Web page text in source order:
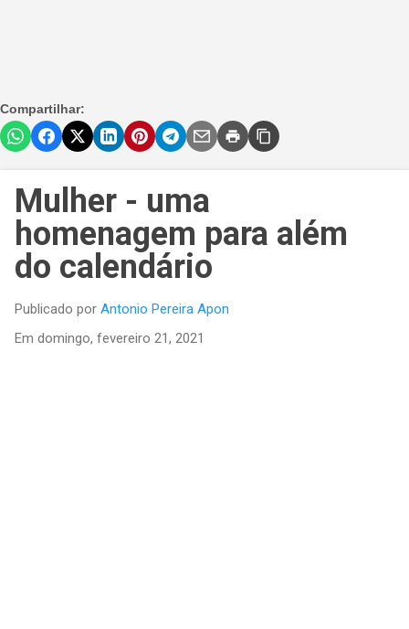
Compartilhar:
Mulher - uma
homenagem para além
do calendário
Publicado por Antonio Pereira Apon
Em domingo, fevereiro 21, 2021